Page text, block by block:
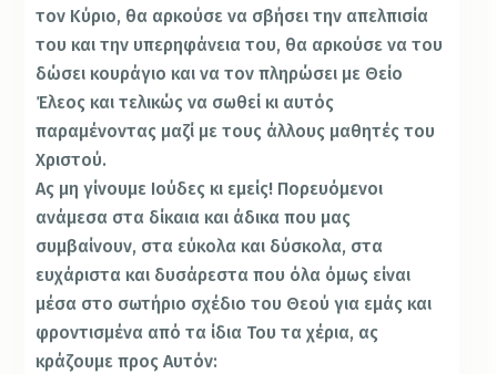
τον Κύριο, θα αρκούσε να σβήσει την απελπισία
του και την υπερηφάνεια του, θα αρκούσε να του
δώσει κουράγιο και να τον πληρώσει με Θείο
Έλεος και τελικώς να σωθεί κι αυτός
παραμένοντας μαζί με τους άλλους μαθητές του
Χριστού.
Ας μη γίνουμε Ιούδες κι εμείς! Πορευόμενοι
ανάμεσα στα δίκαια και άδικα που μας
συμβαίνουν, στα εύκολα και δύσκολα, στα
ευχάριστα και δυσάρεστα που όλα όμως είναι
μέσα στο σωτήριο σχέδιο του Θεού για εμάς και
φροντισμένα από τα ίδια Του τα χέρια, ας
κράζουμε προς Αυτόν: